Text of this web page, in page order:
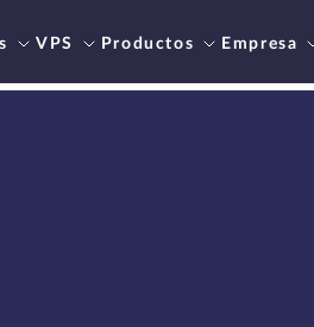
VPS Productos Empresa